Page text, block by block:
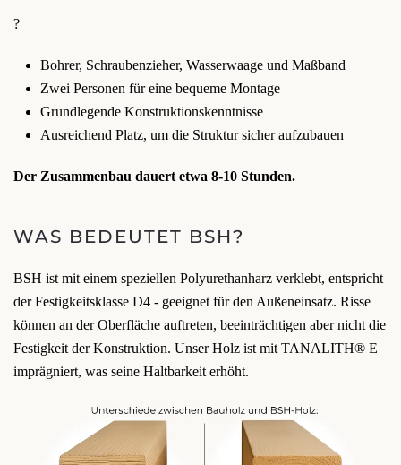
?
Bohrer, Schraubenzieher, Wasserwaage und Maßband
Zwei Personen für eine bequeme Montage
Grundlegende Konstruktionskenntnisse
Ausreichend Platz, um die Struktur sicher aufzubauen
Der Zusammenbau dauert etwa 8-10 Stunden.
WAS BEDEUTET BSH?
BSH ist mit einem speziellen Polyurethanharz verklebt, entspricht
der Festigkeitsklasse D4 - geeignet für den Außeneinsatz. Risse
können an der Oberfläche auftreten, beeinträchtigen aber nicht die
Festigkeit der Konstruktion. Unser Holz ist mit TANALITH® E
imprägniert, was seine Haltbarkeit erhöht.